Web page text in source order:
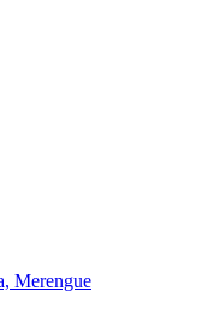
Merengue